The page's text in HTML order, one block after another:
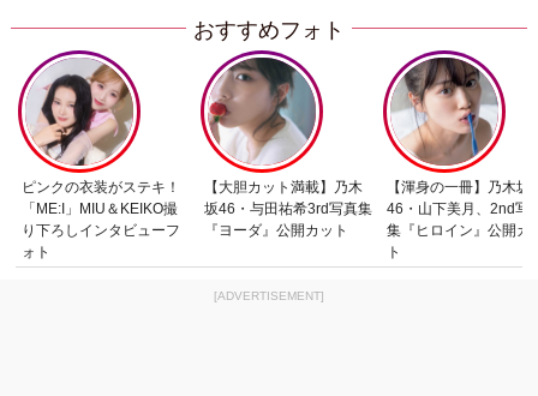
おすすめフォト
ピンクの衣装がステキ！
「ME:I」MIU＆KEIKO撮
り下ろしインタビューフ
ォト
【大胆カット満載】乃木
坂46・与田祐希3rd写真集
『ヨーダ』公開カット
【渾身の一冊】乃木坂
46・山下美月、2nd写
集『ヒロイン』公開カ
ト
[ADVERTISEMENT]